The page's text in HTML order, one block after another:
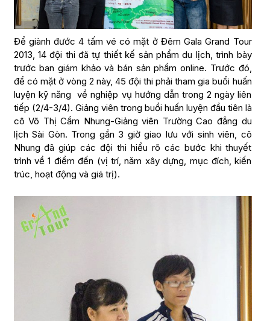
Để giành đước 4 tấm vé có mặt ở Đêm Gala Grand Tour
2013, 14 đội thi đã tự thiết kế sản phẩm du lịch, trình bày
trước ban giám khảo và bán sản phẩm online. Trước đó,
để có mặt ở vòng 2 này, 45 đội thi phải tham gia buổi huấn
luyện kỹ năng về nghiệp vụ hướng dẫn trong 2 ngày liên
tiếp (2/4-3/4). Giảng viên trong buổi huấn luyện đầu tiên là
cô Võ Thị Cẩm Nhung-Giảng viên Trường Cao đẳng du
lịch Sài Gòn. Trong gần 3 giờ giao lưu với sinh viên, cô
Nhung đã giúp các đội thi hiểu rõ các bước khi thuyết
trình về 1 điểm đến (vị trí, năm xây dựng, mục đích, kiến
trúc, hoạt động và giá trị).